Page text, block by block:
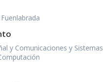
y Comunicaciones y Sistemas